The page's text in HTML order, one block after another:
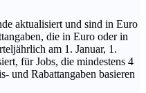
aktualisiert und sind in Euro
die in Euro oder in
am 1. Januar, 1.
für Jobs, die mindestens 4
und Rabattangaben basieren